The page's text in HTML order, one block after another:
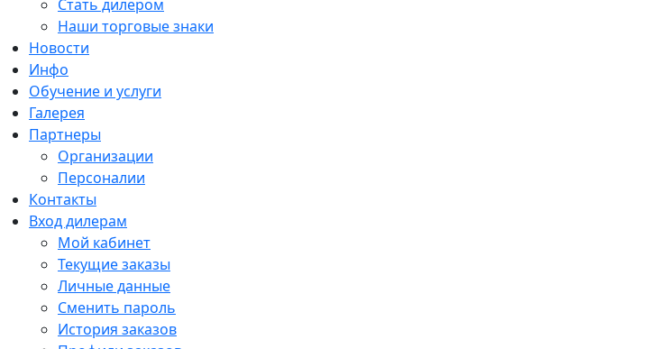
Стать дилером
Наши торговые знаки
Новости
Инфо
Обучение и услуги
Галерея
Партнеры
Организации
Персоналии
Контакты
Вход дилерам
Мой кабинет
Текущие заказы
Личные данные
Сменить пароль
История заказов